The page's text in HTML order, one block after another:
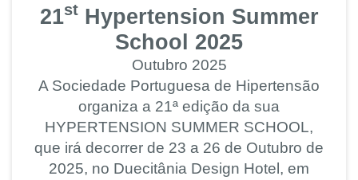
21stHypertension Summer
School 2025
Outubro 2025
A Sociedade Portuguesa de Hipertensão
organiza a 21ª edição da sua
HYPERTENSION SUMMER SCHOOL,
que irá decorrer de 23 a 26 de Outubro de
2025, no Duecitânia Design Hotel, em